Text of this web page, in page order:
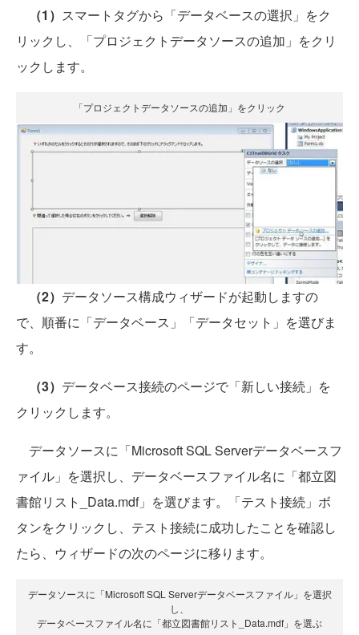
（1） スマートタグから「データベースの選択」をク
リックし、「プロジェクトデータソースの追加」をクリ
ックします。
「プロジェクトデータソースの追加」をクリック
（2） データソース構成ウィザードが起動しますの
で、順番に「データベース」「データセット」を選びま
す。
（3） データベース接続のページで「新しい接続」を
クリックします。
データソースに「Microsoft SQL Serverデータベースフ
ァイル」を選択し、データベースファイル名に「都立図
書館リスト_Data.mdf」を選びます。「テスト接続」ボ
タンをクリックし、テスト接続に成功したことを確認し
たら、ウィザードの次のページに移ります。
データソースに「Microsoft SQL Serverデータベースファイル」を選択
し、
データベースファイル名に「都立図書館リスト_Data.mdf」を選ぶ